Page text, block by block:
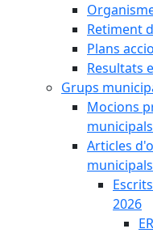
Retiment
Plans
Resultats
Grups
Mocions
Articles
municipals
2026